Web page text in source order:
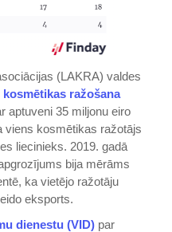
(LAKRA) valdes
ražošana
aptuveni 35 miljonu eiro
viens kosmētikas ražotājs
liecinieks. 2019. gadā
bija mērāms
ka vietējo ražotāju
eksports.
dienestu (VID) par